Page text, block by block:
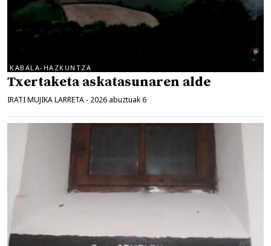
KABALA-HAZKUNTZA
Txertaketa askatasunaren alde
IRATI MUJIKA LARRETA - 2026 abuztuak 6